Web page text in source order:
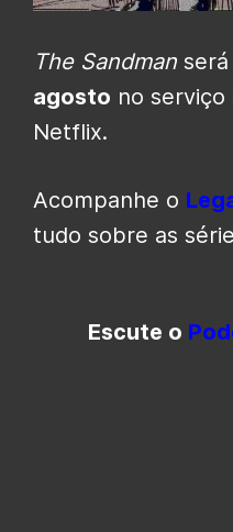
The Sandman
agosto no
Netflix.
Acompanhe o
tudo sobre as
Escute o